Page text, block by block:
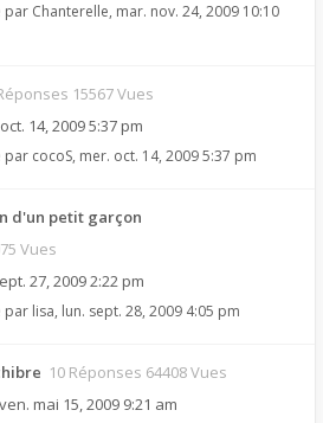
par Chanterelle, mar. nov. 24, 2009 10:10
15567 Vues
14, 2009 5:37 pm
par cocoS, mer. oct. 14, 2009 5:37 pm
d'un petit garçon
Vues
27, 2009 2:22 pm
par lisa, lun. sept. 28, 2009 4:05 pm
10 Réponses 64408 Vues
ven. mai 15, 2009 9:21 am